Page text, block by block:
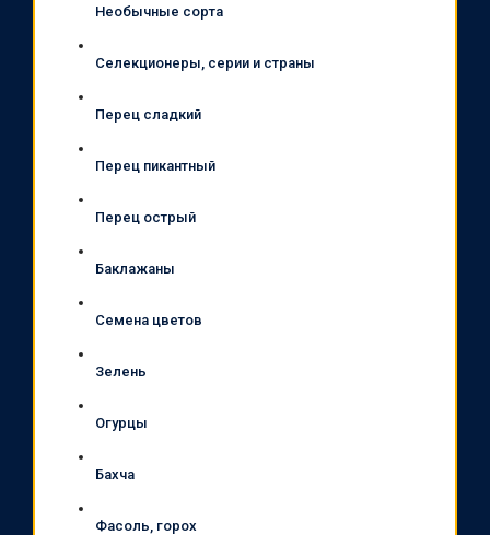
Необычные сорта
Селекционеры, серии и страны
Перец сладкий
Перец пикантный
Перец острый
Баклажаны
Семена цветов
Зелень
Огурцы
Бахча
Фасоль, горох